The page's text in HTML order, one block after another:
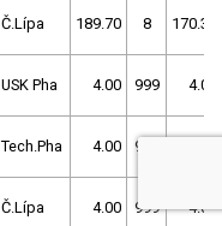
Č.Lípa 189.70 8 170.30
USK Pha 4.00 999 4.00
Tech.Pha 4.00 999
Č.Lípa 4.00 999 4.00